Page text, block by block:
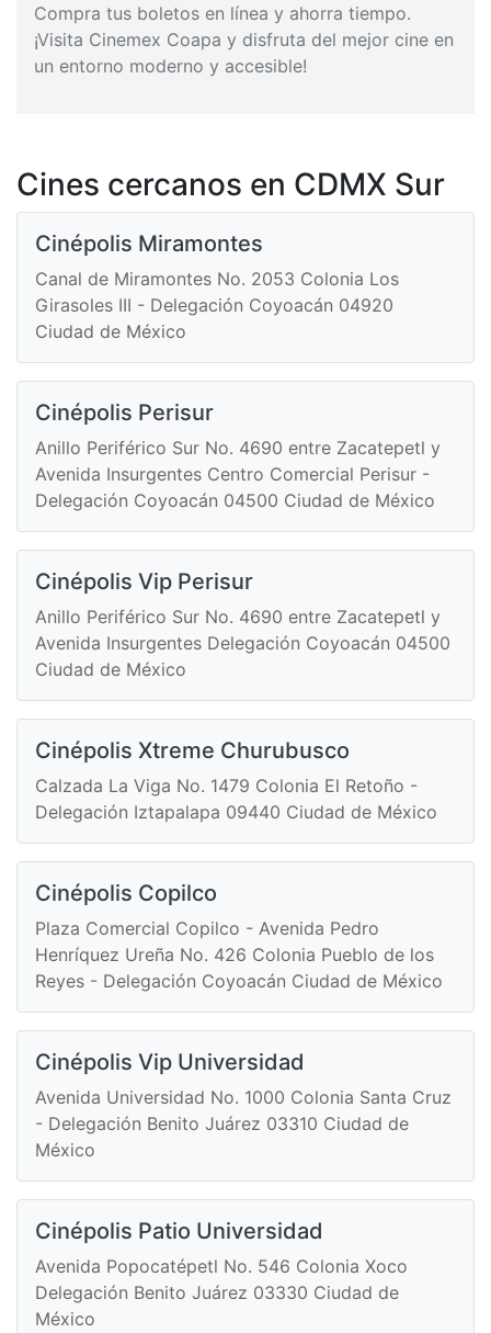
Compra tus boletos en línea y ahorra tiempo.
¡Visita Cinemex Coapa y disfruta del mejor cine en
un entorno moderno y accesible!
Cines cercanos en CDMX Sur
Cinépolis Miramontes
Canal de Miramontes No. 2053 Colonia Los
Girasoles III - Delegación Coyoacán 04920
Ciudad de México
Cinépolis Perisur
Anillo Periférico Sur No. 4690 entre Zacatepetl y
Avenida Insurgentes Centro Comercial Perisur -
Delegación Coyoacán 04500 Ciudad de México
Cinépolis Vip Perisur
Anillo Periférico Sur No. 4690 entre Zacatepetl y
Avenida Insurgentes Delegación Coyoacán 04500
Ciudad de México
Cinépolis Xtreme Churubusco
Calzada La Viga No. 1479 Colonia El Retoño -
Delegación Iztapalapa 09440 Ciudad de México
Cinépolis Copilco
Plaza Comercial Copilco - Avenida Pedro
Henríquez Ureña No. 426 Colonia Pueblo de los
Reyes - Delegación Coyoacán Ciudad de México
Cinépolis Vip Universidad
Avenida Universidad No. 1000 Colonia Santa Cruz
- Delegación Benito Juárez 03310 Ciudad de
México
Cinépolis Patio Universidad
Avenida Popocatépetl No. 546 Colonia Xoco
Delegación Benito Juárez 03330 Ciudad de
México